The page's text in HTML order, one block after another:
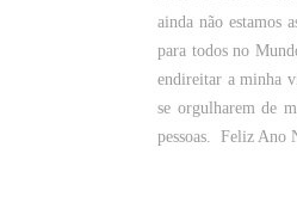
ainda não estamos
para todos no
endireitar a minha
se orgulharem de
pessoas. Feliz Ano